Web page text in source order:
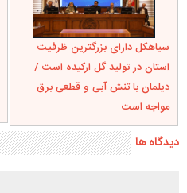
سیاهکل دارای بزرگترین ظرفیت
استان در تولید گل ارکیده است /
دیلمان با تنش آبی و قطعی برق
مواجه است
دیدگاه ها